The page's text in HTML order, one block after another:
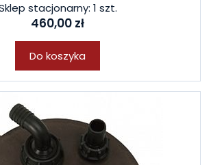
stacjonarny: 1 szt.
460,00 zł
Do koszyka